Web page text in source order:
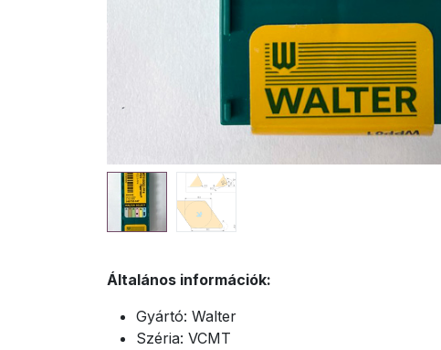
Általános információk:
Gyártó: Walter
Széria: VCMT